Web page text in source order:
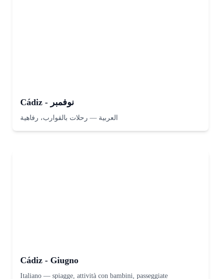
Cádiz - نوفمبر
العربية — رحلات بالقوارب، رفاهية
Cádiz - Giugno
Italiano — spiagge, attività con bambini, passeggiate